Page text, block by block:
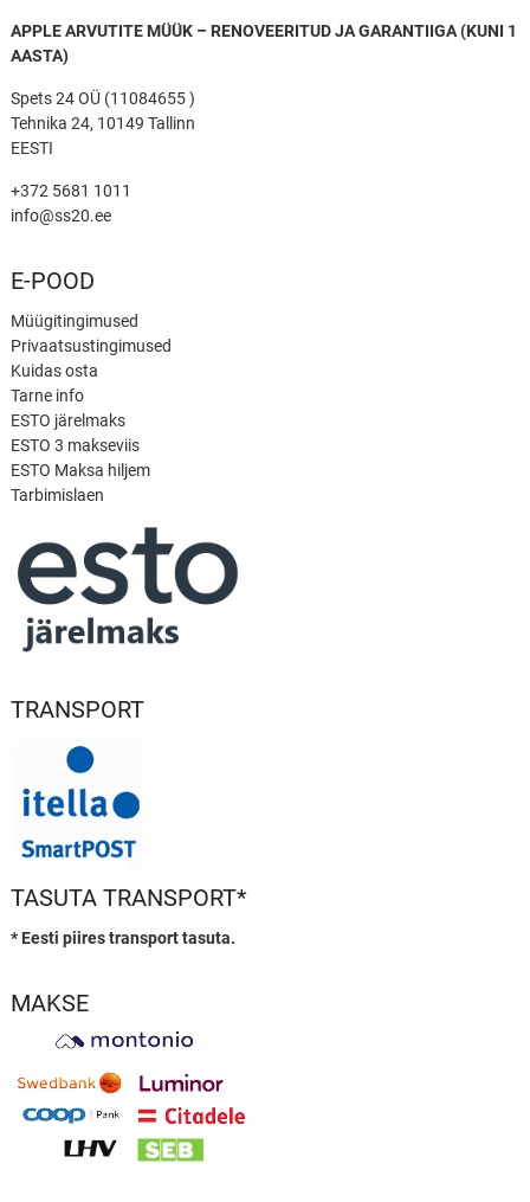
APPLE ARVUTITE MÜÜK – RENOVEERITUD JA GARANTIIGA (KUNI 1
AASTA)
Spets 24 OÜ (11084655 )
Tehnika 24, 10149 Tallinn
EESTI
+372 5681 1011
info@ss20.ee
E-POOD
Müügitingimused
Privaatsustingimused
Kuidas osta
Tarne info
ESTO järelmaks
ESTO 3 makseviis
ESTO Maksa hiljem
Tarbimislaen
TRANSPORT
TASUTA TRANSPORT*
* Eesti piires transport tasuta.
MAKSE